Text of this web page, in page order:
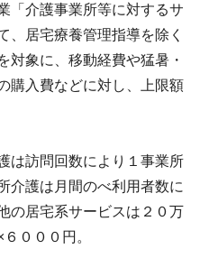
「介護事業所等に対するサ
、居宅療養管理指導を除く
対象に、移動経費や猛暑・
購入費などに対し、上限額
は訪問回数により１事業所
介護は月間のべ利用者数に
の居宅系サービスは２０万
０００円。